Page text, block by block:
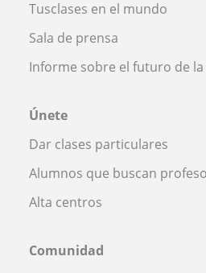
Tusclases en el mundo
Sala de prensa
Informe sobre el futuro de
Únete
Dar clases particulares
Alumnos que buscan
Alta centros
Comunidad